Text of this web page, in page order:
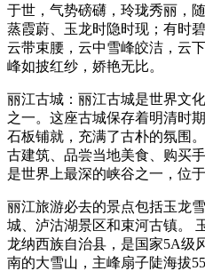
于世，气势磅礴，玲珑秀丽，
蒸霞蔚、玉龙时隐时现；有时
云带束腰，云中雪峰皎洁，云
峰如披红纱，娇艳无比。
丽江古城：丽江古城是世界文
之一。这座古城保存着明清时
石板铺就，充满了古朴的氛围
古建筑、品尝当地美食、购买
是世界上最深的峡谷之一，位
丽江旅游必去的景点包括玉龙
城、泸沽湖景区和束河古镇。
龙纳西族自治县，是国家5A级
南的大雪山，主峰扇子陡海拔